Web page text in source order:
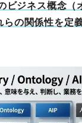
ビジネス概念（
らの関係性を定